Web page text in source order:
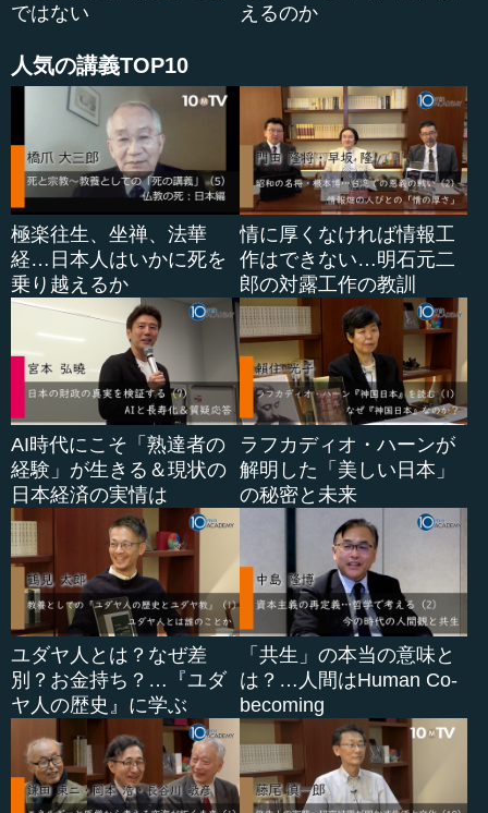
ではない
えるのか
人気の講義TOP10
極楽往生、坐禅、法華
経…日本人はいかに死を
乗り越えるか
情に厚くなければ情報工
作はできない…明石元二
郎の対露工作の教訓
AI時代にこそ「熟達者の
経験」が生きる＆現状の
日本経済の実情は
ラフカディオ・ハーンが
解明した「美しい日本」
の秘密と未来
ユダヤ人とは？なぜ差
別？お金持ち？…『ユダ
ヤ人の歴史』に学ぶ
「共生」の本当の意味と
は？…人間はHuman Co-
becoming